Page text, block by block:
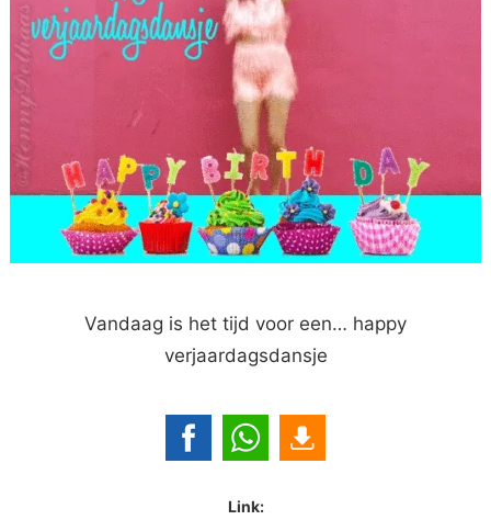
Vandaag is het tijd voor een… happy
verjaardagsdansje
Link: